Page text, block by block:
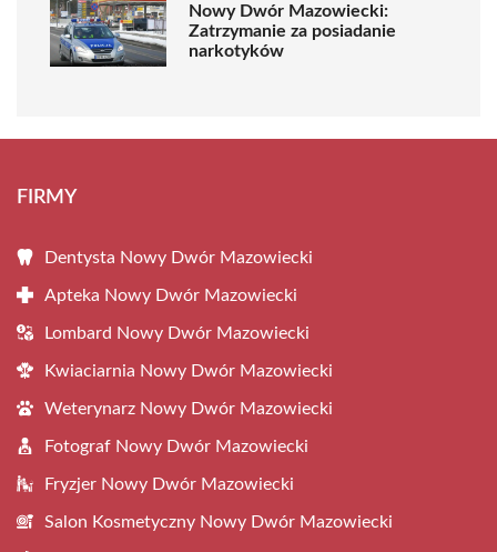
Nowy Dwór Mazowiecki:
Zatrzymanie za posiadanie
narkotyków
FIRMY
Dentysta Nowy Dwór Mazowiecki
Apteka Nowy Dwór Mazowiecki
Lombard Nowy Dwór Mazowiecki
Kwiaciarnia Nowy Dwór Mazowiecki
Weterynarz Nowy Dwór Mazowiecki
Fotograf Nowy Dwór Mazowiecki
Fryzjer Nowy Dwór Mazowiecki
Salon Kosmetyczny Nowy Dwór Mazowiecki